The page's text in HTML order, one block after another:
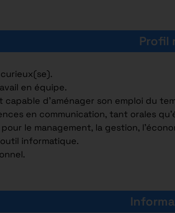
Profil
en équipe.
d’aménager son emploi du
en communication, tant orales
le management, la gestion,
informatique.